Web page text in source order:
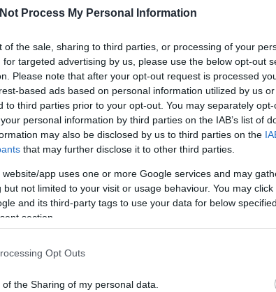
Process My Personal Information
of the sale, sharing to third parties, or processing of your
targeted advertising by us, please use the below opt-out
Please note that after your opt-out request is processed
based ads based on personal information utilized by us
to third parties prior to your opt-out. You may separately
personal information by third parties on the IAB’s list of
may also be disclosed by us to third parties on the
that may further disclose it to other third parties.
app uses one or more Google services and may
but not limited to your visit or usage behaviour. You may
and its third-party tags to use your data for below
section.
Opt Outs
the Sharing of my personal data.